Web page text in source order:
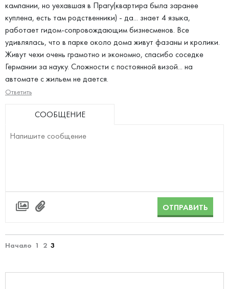
кампании, но уехавшая в Прагу(квартира была заранее
куплена, есть там родственники) - да... знает 4 языка,
работает гидом-сопровождающим бизнесменов. Все
удивлялась, что в парке около дома живут фазаны и кролики.
Живут чехи очень грамотно и экономно, спасибо соседке
Германии за науку. Сложности с постоянной визой... на
автомате с жильем не дается.
Ответить
СООБЩЕНИЕ
ОТПРАВИТЬ
Начало 1 2 3